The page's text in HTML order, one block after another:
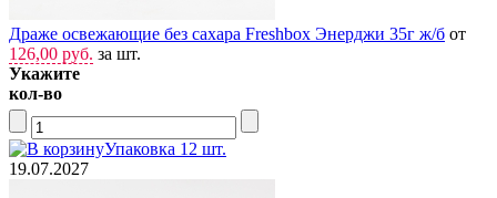
Драже освежающие без сахара Freshbox Энерджи 35г ж/б от
126,00 руб. за шт.
Укажите
кол-во
Упаковка 12 шт.
19.07.2027